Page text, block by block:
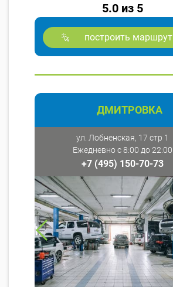
5.0 из 5
построить маршрут
ДМИТРОВКА
ул. Лобненская, 17 стр 1
Ежедневно с 8:00 до 22:00
+7 (495) 150-70-73